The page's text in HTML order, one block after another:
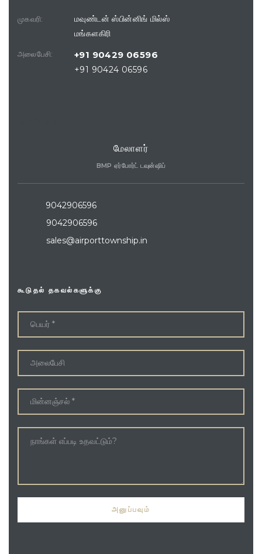
முகவரி:
மவுண்டன் ஸ்பின்னிங் மில்ஸ்
மங்களகிரி
அலைபேசி: +91 90429 06596
+91 90424 06596
மேலாளர்
BMP ஏர்போர்ட் டவுன்ஷிப்
9042906596
9042906596
sales@airporttownship.in
கூடுதல் தகவல்களுக்கு